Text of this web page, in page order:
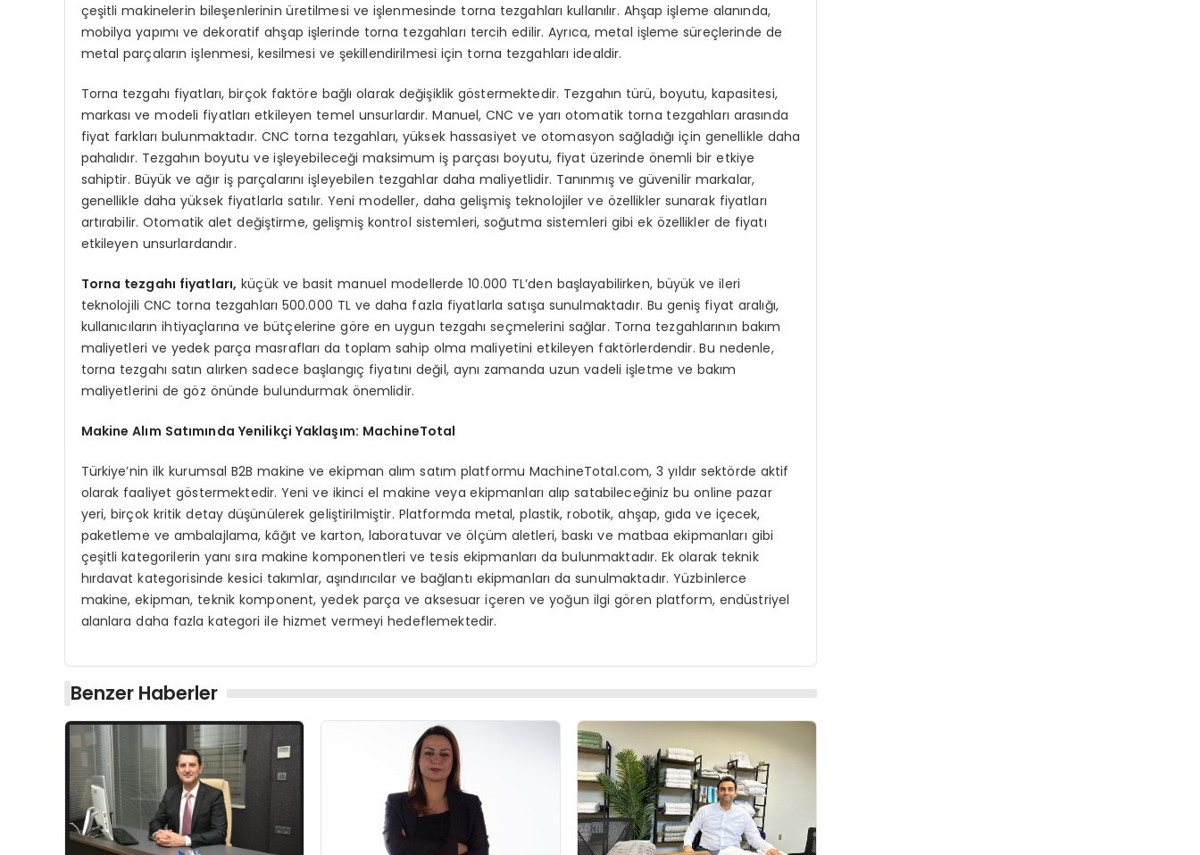
çeşitli makinelerin bileşenlerinin üretilmesi ve işlenmesinde torna tezgahları kullanılır. Ahşap işleme alanında,
mobilya yapımı ve dekoratif ahşap işlerinde torna tezgahları tercih edilir. Ayrıca, metal işleme süreçlerinde de
metal parçaların işlenmesi, kesilmesi ve şekillendirilmesi için torna tezgahları idealdir.
Torna tezgahı fiyatları, birçok faktöre bağlı olarak değişiklik göstermektedir. Tezgahın türü, boyutu, kapasitesi,
markası ve modeli fiyatları etkileyen temel unsurlardır. Manuel, CNC ve yarı otomatik torna tezgahları arasında
fiyat farkları bulunmaktadır. CNC torna tezgahları, yüksek hassasiyet ve otomasyon sağladığı için genellikle daha
pahalıdır. Tezgahın boyutu ve işleyebileceği maksimum iş parçası boyutu, fiyat üzerinde önemli bir etkiye
sahiptir. Büyük ve ağır iş parçalarını işleyebilen tezgahlar daha maliyetlidir. Tanınmış ve güvenilir markalar,
genellikle daha yüksek fiyatlarla satılır. Yeni modeller, daha gelişmiş teknolojiler ve özellikler sunarak fiyatları
artırabilir. Otomatik alet değiştirme, gelişmiş kontrol sistemleri, soğutma sistemleri gibi ek özellikler de fiyatı
etkileyen unsurlardandır.
Torna tezgahı fiyatları, küçük ve basit manuel modellerde 10.000 TL’den başlayabilirken, büyük ve ileri
teknolojili CNC torna tezgahları 500.000 TL ve daha fazla fiyatlarla satışa sunulmaktadır. Bu geniş fiyat aralığı,
kullanıcıların ihtiyaçlarına ve bütçelerine göre en uygun tezgahı seçmelerini sağlar. Torna tezgahlarının bakım
maliyetleri ve yedek parça masrafları da toplam sahip olma maliyetini etkileyen faktörlerdendir. Bu nedenle,
torna tezgahı satın alırken sadece başlangıç fiyatını değil, aynı zamanda uzun vadeli işletme ve bakım
maliyetlerini de göz önünde bulundurmak önemlidir.
Makine Alım Satımında Yenilikçi Yaklaşım: MachineTotal
Türkiye’nin ilk kurumsal B2B makine ve ekipman alım satım platformu MachineTotal.com, 3 yıldır sektörde aktif
olarak faaliyet göstermektedir. Yeni ve ikinci el makine veya ekipmanları alıp satabileceğiniz bu online pazar
yeri, birçok kritik detay düşünülerek geliştirilmiştir. Platformda metal, plastik, robotik, ahşap, gıda ve içecek,
paketleme ve ambalajlama, kâğıt ve karton, laboratuvar ve ölçüm aletleri, baskı ve matbaa ekipmanları gibi
çeşitli kategorilerin yanı sıra makine komponentleri ve tesis ekipmanları da bulunmaktadır. Ek olarak teknik
hırdavat kategorisinde kesici takımlar, aşındırıcılar ve bağlantı ekipmanları da sunulmaktadır. Yüzbinlerce
makine, ekipman, teknik komponent, yedek parça ve aksesuar içeren ve yoğun ilgi gören platform, endüstriyel
alanlara daha fazla kategori ile hizmet vermeyi hedeflemektedir.
Benzer Haberler